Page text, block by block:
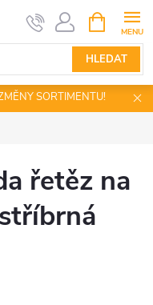
HLEDAT
NÁKUPNÍ
KOŠÍK
SORTIMENTU!
řetěz na